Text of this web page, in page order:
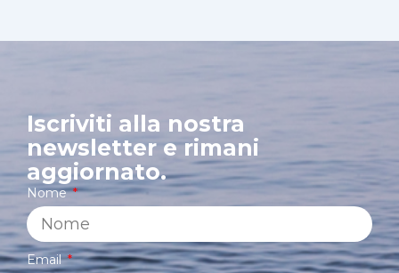
Iscriviti alla nostra
newsletter e rimani
aggiornato.
Nome
Email